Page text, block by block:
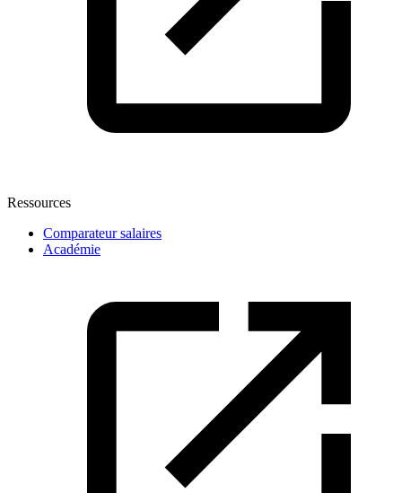
Ressources
Comparateur salaires
Académie